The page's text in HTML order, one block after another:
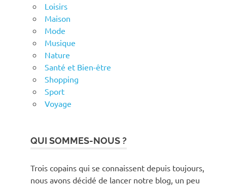
Loisirs
Maison
Mode
Musique
Nature
Santé et Bien-être
Shopping
Sport
Voyage
QUI SOMMES-NOUS ?
Trois copains qui se connaissent depuis toujours,
nous avons décidé de lancer notre blog, un peu